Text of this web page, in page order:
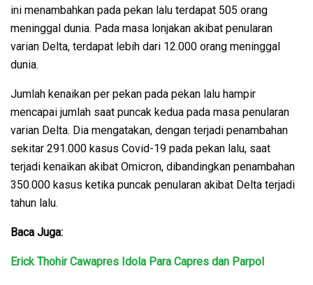
ini menambahkan pada pekan lalu terdapat 505 orang
meninggal dunia. Pada masa lonjakan akibat penularan
varian Delta, terdapat lebih dari 12.000 orang meninggal
dunia.
Jumlah kenaikan per pekan pada pekan lalu hampir
mencapai jumlah saat puncak kedua pada masa penularan
varian Delta. Dia mengatakan, dengan terjadi penambahan
sekitar 291.000 kasus Covid-19 pada pekan lalu, saat
terjadi kenaikan akibat Omicron, dibandingkan penambahan
350.000 kasus ketika puncak penularan akibat Delta terjadi
tahun lalu.
Baca Juga:
Erick Thohir Cawapres Idola Para Capres dan Parpol